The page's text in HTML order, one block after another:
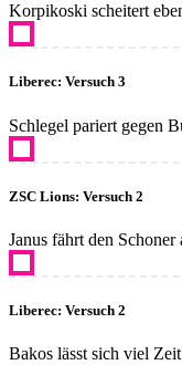
Korpikoski scheitert
Liberec: Versuch 3
Schlegel pariert gegen
ZSC Lions: Versuch 2
Janus fährt den
Liberec: Versuch 2
Bakos lässt sich viel